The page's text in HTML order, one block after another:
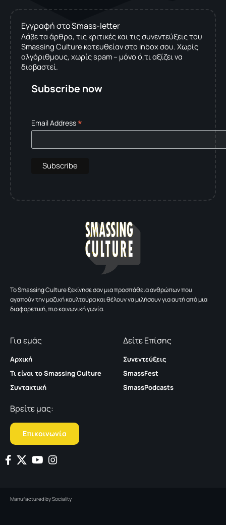
Εγγραφή στο Smass-letter
Λάβε τα άρθρα, τις κριτικές και τις συνεντεύξεις του
Smassing Culture κατευθείαν στο inbox σου. Χωρίς
αλγόριθμους, χωρίς spam – μόνο ό,τι αξίζει να
διαβαστεί.
Subscribe now
Email Address*
To Smassing Culture ξεκίνησε σαν μια προσπάθεια ανθρώπων που
αγαπούν την μαζική κουλτούρα και θέλουν να μιλήσουν για αυτή από μια
διαφορετική, πιο κοινωνική γωνία.
Για εμάς
Αρχική
Τι είναι το Smassing Culture
Συντακτική
Δείτε Επίσης
Συνεντεύξεις
SmassFest
SmassPodcasts
Βρείτε μας:
Επικοινωνία
Manufactured bySociality